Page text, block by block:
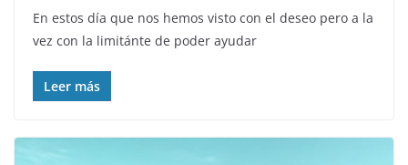
En estos día que nos hemos visto con el deseo pero a la
vez con la limitánte de poder ayudar
Leer más